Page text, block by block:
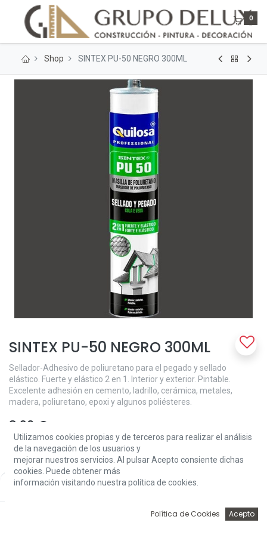
Price:
Add to Cart
0
Shop SINTEX PU-50 NEGRO 300ML
SINTEX PU-50 NEGRO 300ML
Sellador-Adhesivo de poliuretano para el pegado y sellado
elástico. Fuerte y elástico 2 en 1. Interior y exterior. Pintable.
Excelente adhesión en cemento, ladrillo, cerámica, metales,
madera, poliuretano, epoxi y algunos poliésteres.
8,20 €
Add to Cart
Utilizamos cookies propias y de terceros para realizar el análisis
de la navegación de los usuarios y
mejorar nuestros servicios. Al pulsar Acepto consiente dichas
cookies. Puede obtener más
información visitando nuestra política de cookies.
Política de Cookies Acepto